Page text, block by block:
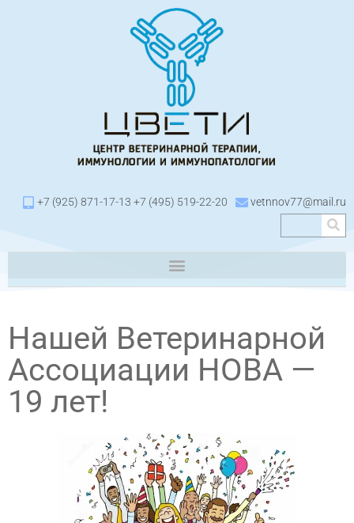
+7 (925) 871-17-13 +7 (495) 519-22-20 vetnnov77@mail.ru
Нашей Ветеринарной
Ассоциации НОВА —
19 лет!